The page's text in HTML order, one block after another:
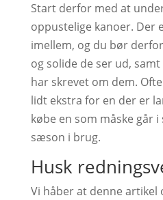
Start derfor med at
oppustelige kanoer. Der
imellem, og du bør
og solide de ser ud,
har skrevet om dem.
lidt ekstra for en der er
købe en som måske går
sæson i brug.
Husk
Vi håber at denne artikel